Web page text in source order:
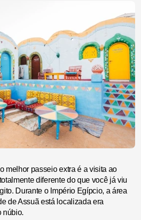
melhor passeio extra é a visita ao
diferente do que você já viu
Durante o Império Egípcio, a área
de Assuã está localizada era
núbio.